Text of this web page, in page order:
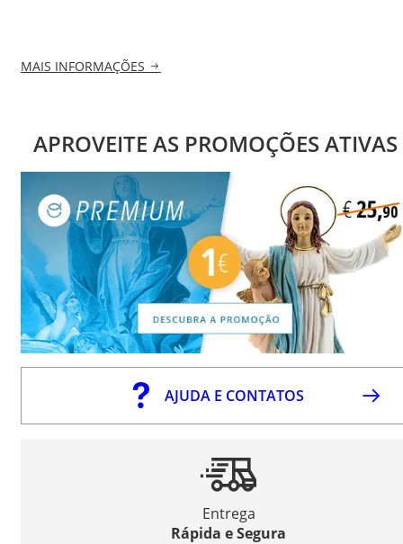
MAIS INFORMAÇÕES
APROVEITE AS PROMOÇÕES ATIVAS
AJUDA E CONTATOS
Entrega
Rápida e Segura